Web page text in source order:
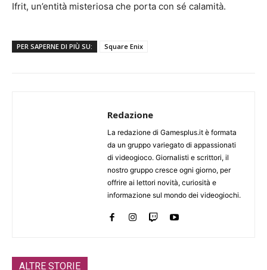
Ifrit, un’entità misteriosa che porta con sé calamità.
PER SAPERNE DI PIÙ SU: Square Enix
Redazione
La redazione di Gamesplus.it è formata
da un gruppo variegato di appassionati
di videogioco. Giornalisti e scrittori, il
nostro gruppo cresce ogni giorno, per
offrire ai lettori novità, curiosità e
informazione sul mondo dei videogiochi.
ALTRE STORIE